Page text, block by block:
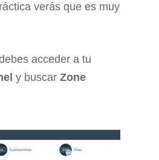
verás que es muy
acceder a tu
y buscar Zone